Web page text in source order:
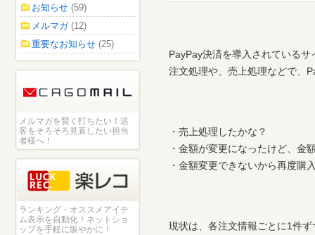
PayPay決済を導入されている
注文処理や、売上処理などで、
・売上処理したかな？
・金額が変更になったけど、金
・金額変更できないから再度
現状は、各注文情報ごとに1件
お知らせ (59)
メルマガ(12)
重要なお知らせ (25)
メルマガを賢く打ちたい！追
客をそろそろ見直したい担当
者様へ！
ランキング・オススメアイテ
ム表示を自動化！ネットショ
ップを手軽に賑やかに！